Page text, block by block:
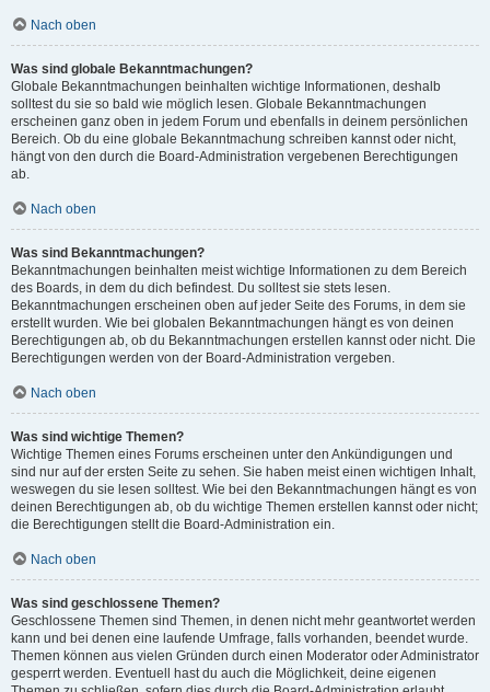
Nach oben
Was sind globale Bekanntmachungen?
Globale Bekanntmachungen beinhalten wichtige Informationen, deshalb
solltest du sie so bald wie möglich lesen. Globale Bekanntmachungen
erscheinen ganz oben in jedem Forum und ebenfalls in deinem persönlichen
Bereich. Ob du eine globale Bekanntmachung schreiben kannst oder nicht,
hängt von den durch die Board-Administration vergebenen Berechtigungen
ab.
Nach oben
Was sind Bekanntmachungen?
Bekanntmachungen beinhalten meist wichtige Informationen zu dem Bereich
des Boards, in dem du dich befindest. Du solltest sie stets lesen.
Bekanntmachungen erscheinen oben auf jeder Seite des Forums, in dem sie
erstellt wurden. Wie bei globalen Bekanntmachungen hängt es von deinen
Berechtigungen ab, ob du Bekanntmachungen erstellen kannst oder nicht. Die
Berechtigungen werden von der Board-Administration vergeben.
Nach oben
Was sind wichtige Themen?
Wichtige Themen eines Forums erscheinen unter den Ankündigungen und
sind nur auf der ersten Seite zu sehen. Sie haben meist einen wichtigen Inhalt,
weswegen du sie lesen solltest. Wie bei den Bekanntmachungen hängt es von
deinen Berechtigungen ab, ob du wichtige Themen erstellen kannst oder nicht;
die Berechtigungen stellt die Board-Administration ein.
Nach oben
Was sind geschlossene Themen?
Geschlossene Themen sind Themen, in denen nicht mehr geantwortet werden
kann und bei denen eine laufende Umfrage, falls vorhanden, beendet wurde.
Themen können aus vielen Gründen durch einen Moderator oder Administrator
gesperrt werden. Eventuell hast du auch die Möglichkeit, deine eigenen